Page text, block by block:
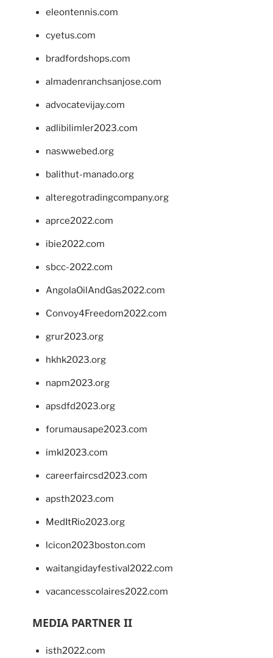
eleontennis.com
cyetus.com
bradfordshops.com
almadenranchsanjose.com
advocatevijay.com
adlibilimler2023.com
naswwebed.org
balithut-manado.org
alteregotradingcompany.org
aprce2022.com
ibie2022.com
sbcc-2022.com
AngolaOilAndGas2022.com
Convoy4Freedom2022.com
grur2023.org
hkhk2023.org
napm2023.org
apsdfd2023.org
forumausape2023.com
imkl2023.com
careerfaircsd2023.com
apsth2023.com
MedItRio2023.org
lcicon2023boston.com
waitangidayfestival2022.com
vacancesscolaires2022.com
MEDIA PARTNER II
isth2022.com